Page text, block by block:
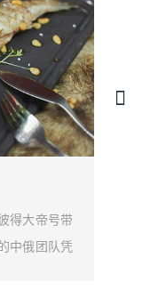
得大帝号带
中俄团队凭